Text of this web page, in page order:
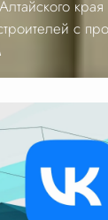
с